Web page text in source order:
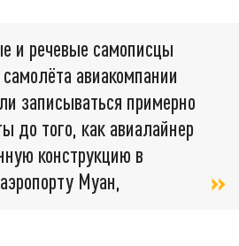
и речевые самописцы
авиакомпании
записываться примерно
до того, как авиалайнер
конструкцию в
Муан,